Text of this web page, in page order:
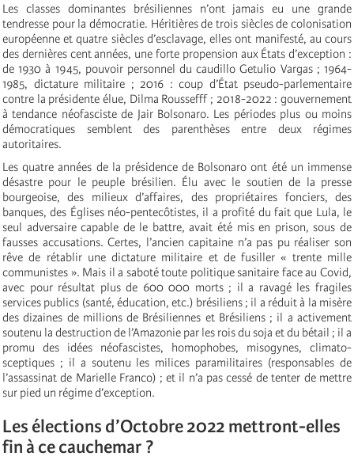
Les classes dominantes brésiliennes n’ont jamais eu une grande
tendresse pour la démocratie. Héritières de trois siècles de colonisation
européenne et quatre siècles d’esclavage, elles ont manifesté, au cours
des dernières cent années, une forte propension aux États d’exception :
de 1930 à 1945, pouvoir personnel du caudillo Getulio Vargas ; 1964-
1985, dictature militaire ; 2016 : coup d’État pseudo-parlementaire
contre la présidente élue, Dilma Roussefff ; 2018-2022 : gouvernement
à tendance néofasciste de Jair Bolsonaro. Les périodes plus ou moins
démocratiques semblent des parenthèses entre deux régimes
autoritaires.
Les quatre années de la présidence de Bolsonaro ont été un immense
désastre pour le peuple brésilien. Élu avec le soutien de la presse
bourgeoise, des milieux d’affaires, des propriétaires fonciers, des
banques, des Églises néo-pentecôtistes, il a profité du fait que Lula, le
seul adversaire capable de le battre, avait été mis en prison, sous de
fausses accusations. Certes, l’ancien capitaine n’a pas pu réaliser son
rêve de rétablir une dictature militaire et de fusiller « trente mille
communistes ». Mais il a saboté toute politique sanitaire face au Covid,
avec pour résultat plus de 600 000 morts ; il a ravagé les fragiles
services publics (santé, éducation, etc.) brésiliens ; il a réduit à la misère
des dizaines de millions de Brésiliennes et Brésiliens ; il a activement
soutenu la destruction de l’Amazonie par les rois du soja et du bétail ; il a
promu des idées néofascistes, homophobes, misogynes, climato-
sceptiques ; il a soutenu les milices paramilitaires (responsables de
l’assassinat de Marielle Franco) ; et il n’a pas cessé de tenter de mettre
sur pied un régime d’exception.
Les élections d’Octobre 2022 mettront-elles
fin à ce cauchemar ?